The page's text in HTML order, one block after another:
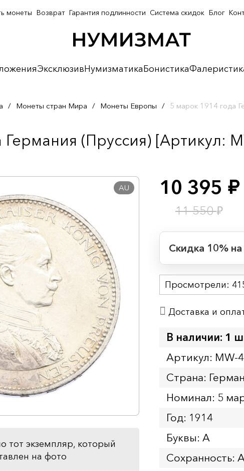
ЭксклюзивНумизматикаБонистика
монеты Возврат Гарантия подлинности Система скидок Блог
/ Монеты стран Мира / Монеты Европы / 5 марок 1914 года
(Пруссия) [Артикул:
AU
тот экземпляр, который
на фото
10 395 руб.
11 550₽
Скидка 10%
Начало:
Окончание:
Просмотрели:
Доставка и
В наличии: 1
Артикул: MW-
Страна:
Номинал: 5
Год: 1914
Буквы: A
Сохранность: